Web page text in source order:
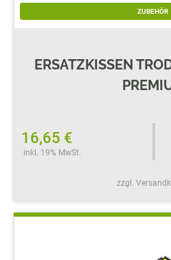
ZUBEHÖR
ERSATZKISSEN
16,65 €
inkl. 19% MwSt.
zzgl.